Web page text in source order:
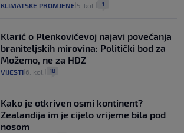
KLIMATSKE PROMJENE 5. kol. 1
Klarić o Plenkovićevoj najavi povećanja
braniteljskih mirovina: Politički bod za
Možemo, ne za HDZ
VIJESTI 6. kol. 18
Kako je otkriven osmi kontinent?
Zealandija im je cijelo vrijeme bila pod
nosom